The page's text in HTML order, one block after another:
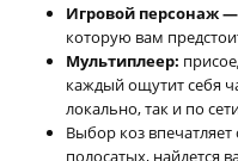
Игровой персонаж —
которую вам
Мультиплеер:
каждый ощутит себя
локально, так и по
Выбор коз
полосатых, найдется